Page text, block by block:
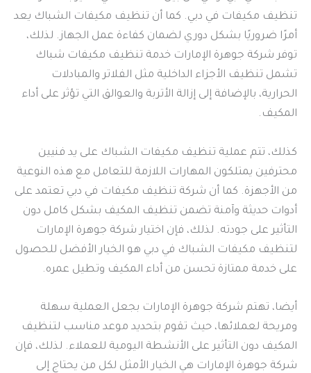
تنظيف مكيفات في دبي. كما أن تنظيف مكيفات الشباك يعد
أمرًا ضروريًا بشكل دوري لضمان كفاءة عمل الجهاز. لذلك،
توفر شركة جوهرة الإمارات خدمة تنظيف مكيفات شباك
تشمل تنظيف الأجزاء الداخلية مثل الفلاتر والمبادلات
الحرارية، بالإضافة إلى إزالة الأتربة والعوالق التي تؤثر على أداء
المكيف.
كذلك، تتم عملية تنظيف مكيفات الشباك على يد فنيين
محترفين يمتلكون المهارات اللازمة للتعامل مع هذه النوعية
من الأجهزة. كما أن شركة تنظيف مكيفات في دبي تعتمد على
أدوات حديثة وآمنة تضمن تنظيف المكيف بشكل كامل دون
التأثير على جودته. لذلك، فإن اختيار شركة جوهرة الإمارات
لتنظيف مكيفات الشباك في دبي هو الخيار الأفضل للحصول
على خدمة ممتازة تحسن من أداء المكيف وتطيل عمره.
أيضا، تهتم شركة جوهرة الإمارات بجعل العملية سهلة
ومريحة لعملائها، حيث تقوم بتحديد موعد مناسب لتنظيف
المكيف دون التأثير على الأنشطة اليومية للعملاء. لذلك، فإن
شركة جوهرة الإمارات هي الخيار الأمثل لكل من يحتاج إلى